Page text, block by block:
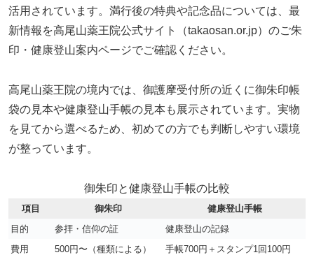
活用されています。満行後の特典や記念品については、最
新情報を高尾山薬王院公式サイト（takaosan.or.jp）のご朱
印・健康登山案内ページでご確認ください。
高尾山薬王院の境内では、御護摩受付所の近くに御朱印帳
袋の見本や健康登山手帳の見本も展示されています。実物
を見てから選べるため、初めての方でも判断しやすい環境
が整っています。
御朱印と健康登山手帳の比較
項目 御朱印
健康登山手帳
目的
参拝・信仰の証
健康登山の記録
費用
500円〜（種類による）
手帳700円＋スタンプ1回100円